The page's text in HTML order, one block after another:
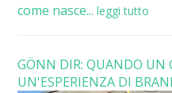
come nasce... leggi tutto
GÖNN DIR: QUANDO UN
UN'ESPERIENZA DI